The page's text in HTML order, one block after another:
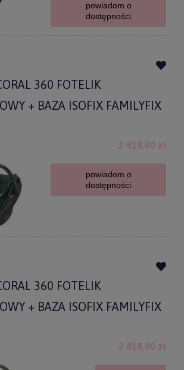
powiadom o
dostępności
360 FOTELIK
+ BAZA ISOFIX FAMILYFIX
2 818,00 zł
powiadom o
dostępności
360 FOTELIK
+ BAZA ISOFIX FAMILYFIX
2 818,00 zł